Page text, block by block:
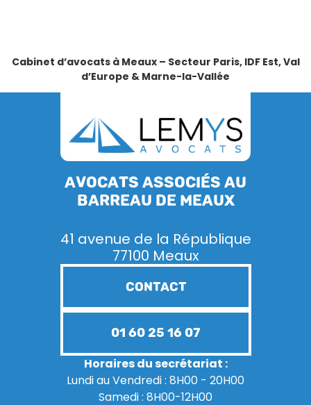
Cabinet d’avocats à Meaux – Secteur Paris, IDF Est, Val
d’Europe & Marne-la-Vallée
Avocats associés au
barreau de Meaux
41 avenue de la République
77100 Meaux
CONTACT
01 60 25 16 07
Horaires du secrétariat :
Lundi au Vendredi : 8H00 - 20H00
Samedi : 8H00-12H00